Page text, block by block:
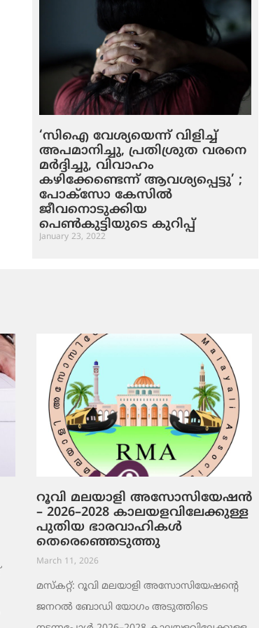
‘സിഐ വേശ്യയെന്ന് വിളിച്ച്
അപമാനിച്ചു, പ്രതിശ്രുത വരനെ
മര്‍ദ്ദിച്ചു, വിവാഹം
കഴിക്കേണ്ടെന്ന് ആവശ്യപ്പെട്ടു’ ;
പോക്സോ കേസില്‍
ജീവനൊടുക്കിയ
പെണ്‍കുട്ടിയുടെ കുറിപ്പ്
January 23, 2022
റൂവി മലയാളി അസോസിയേഷൻ
– 2026–2028 കാലയളവിലേക്കുള്ള
പുതിയ ഭാരവാഹികൾ
തെരെഞ്ഞെടുത്തു
March 11, 2026
മസ്കറ്റ്: റൂവി മലയാളി അസോസിയേഷന്റെ
ജനറൽ ബോഡി യോഗം അടുത്തിടെ